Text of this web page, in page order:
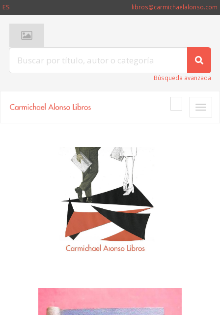
ES libros@carmichaelalonso.com
Búsqueda avanzada
Toggle